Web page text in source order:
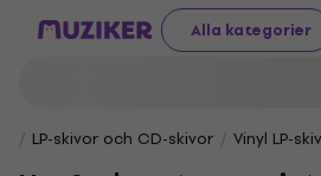
Alla kategorier
LP-skivor och CD-skivor Vinyl LP-